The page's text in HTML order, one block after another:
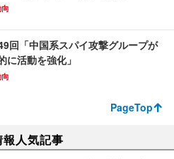
「中国系スパイ攻撃グループが
に活動を強化」
PageTop
報人気記事